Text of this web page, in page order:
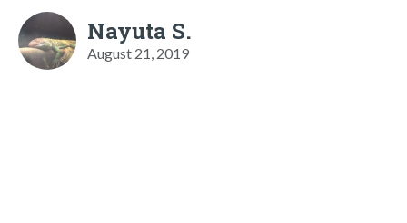
Nayuta S.
August 21, 2019